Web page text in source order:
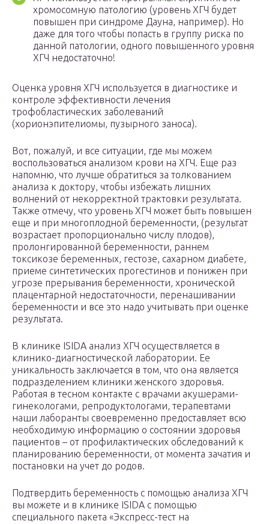
хромосомную патологию (уровень ХГЧ будет
повышен при синдроме Дауна, например). Но
даже для того чтобы попасть в группу риска по
данной патологии, одного повышенного уровня
ХГЧ недостаточно!
Оценка уровня ХГЧ используется в диагностике и
контроле эффективности лечения
трофобластических заболеваний
(хорионэпителиомы, пузырного заноса).
Вот, пожалуй, и все ситуации, где мы можем
воспользоваться анализом крови на ХГЧ. Еще раз
напомню, что лучше обратиться за толкованием
анализа к доктору, чтобы избежать лишних
волнений от некорректной трактовки результата.
Также отмечу, что уровень ХГЧ может быть повышен
еще и при многоплодной беременности, (результат
возрастает пропорционально числу плодов),
пролонгированной беременности, раннем
токсикозе беременных, гестозе, сахарном диабете,
приеме синтетических прогестинов и понижен при
угрозе прерывания беременности, хронической
плацентарной недостаточности, перенашивании
беременности и все это надо учитывать при оценке
результата.
В клинике ISIDA анализ ХГЧ осуществляется в
клинико-диагностической лаборатории. Ее
уникальность заключается в том, что она является
подразделением клиники женского здоровья.
Работая в тесном контакте с врачами акушерами-
гинекологами, репродуктологами, терапевтами
наши лаборанты своевременно предоставляет всю
необходимую информацию о состоянии здоровья
пациентов – от профилактических обследований к
планированию беременности, от момента зачатия и
постановки на учет до родов.
Подтвердить беременность с помощью анализа ХГЧ
вы можете и в клинике ISIDA с помощью
специального пакета «Экспресс-тест на